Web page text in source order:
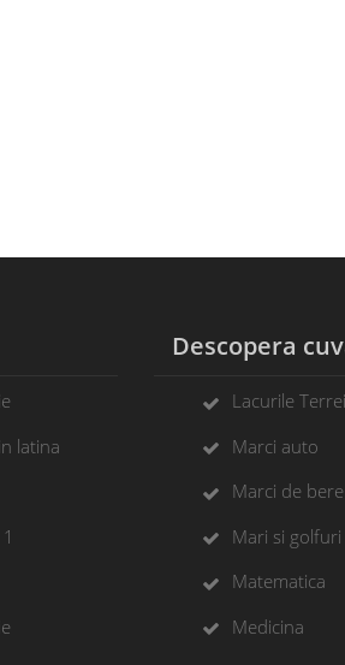
latina
Descopera
Lacurile Terrei
Marci auto
Marci de bere
Mari si golfuri
Matematica
Medicina